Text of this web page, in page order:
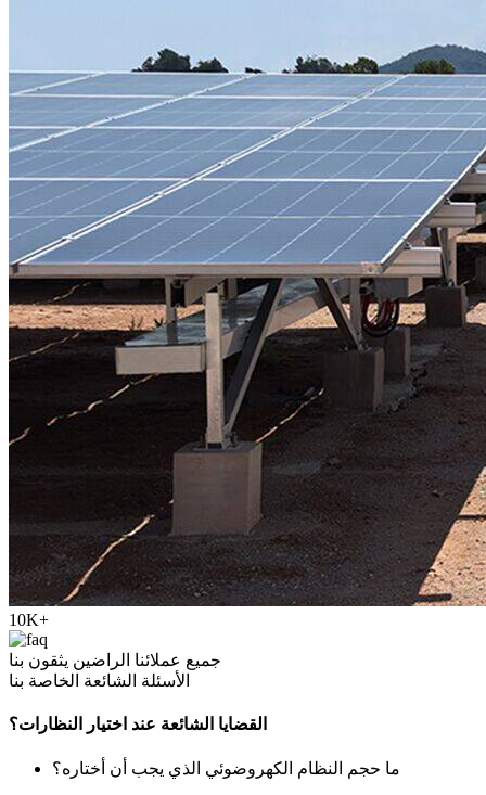
10K+
جميع عملائنا الراضين يثقون بنا
الأسئلة الشائعة الخاصة بنا
القضايا الشائعة عند اختيار النظارات؟
ما حجم النظام الكهروضوئي الذي يجب أن أختاره؟